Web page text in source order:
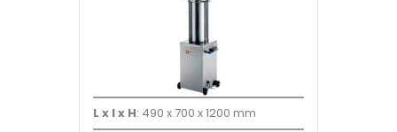
L x l x H: 490 x 700 x 1200 mm